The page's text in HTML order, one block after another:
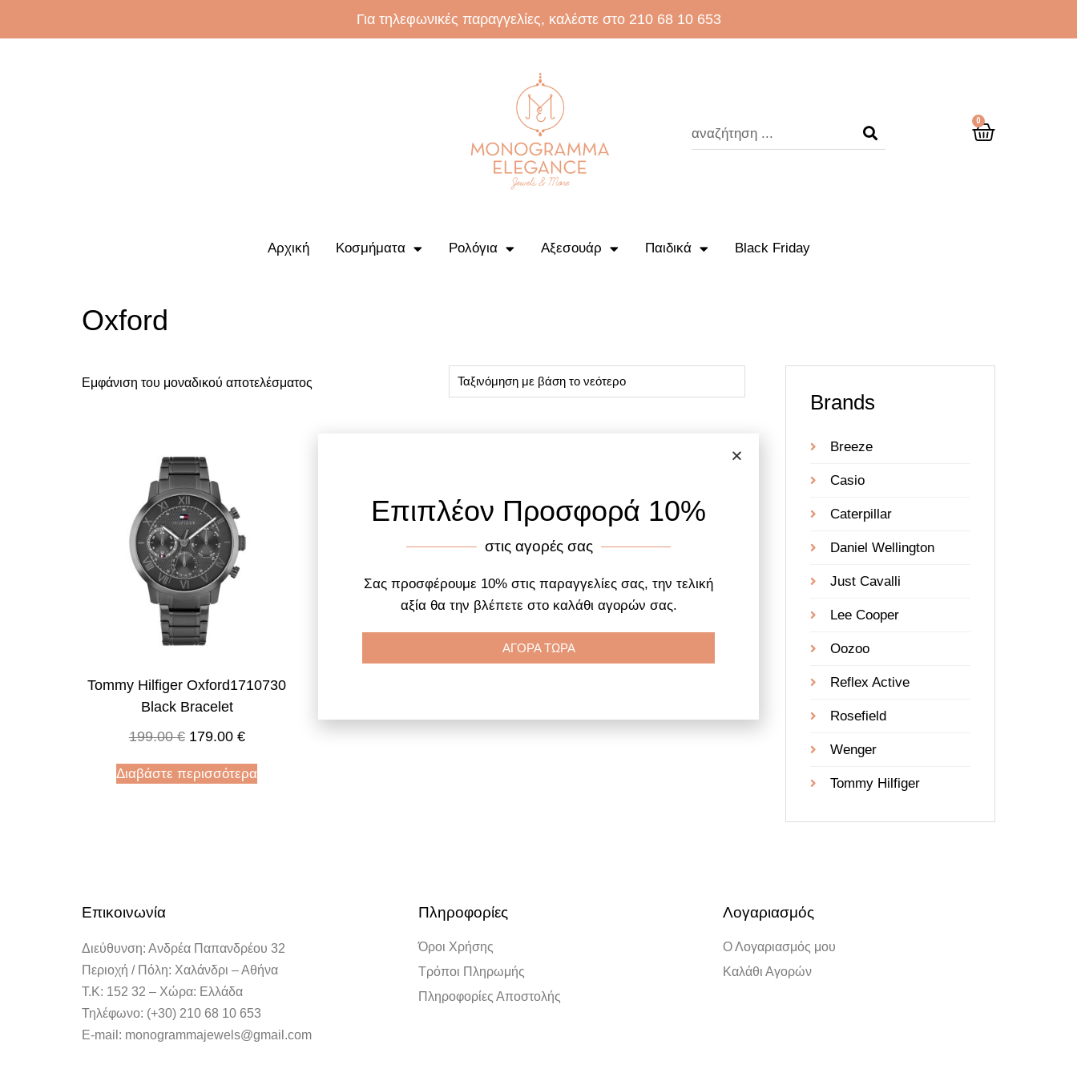
Για τηλεφωνικές παραγγελίες, καλέστε στο 210 68 10 653
0
Αρχική Κοσμήματα Ρολόγια Αξεσουάρ Παιδικά Black Friday
Oxford
Εμφάνιση του μοναδικού αποτελέσματος
Tommy Hilfiger Oxford1710730
Black Bracelet
199.00€ 179.00 €
Διαβάστε περισσότερα
Brands
Breeze
Casio
Caterpillar
Daniel Wellington
Just Cavalli
Lee Cooper
Oozoo
Reflex Active
Rosefield
Wenger
Tommy Hilfiger
Επικοινωνία
Διεύθυνση: Ανδρέα Παπανδρέου 32
Περιοχή / Πόλη: Χαλάνδρι – Αθήνα
Τ.Κ: 152 32 – Χώρα: Ελλάδα
Τηλέφωνο: (+30) 210 68 10 653
E-mail: monogrammajewels@gmail.com
Πληροφορίες
Όροι Χρήσης
Τρόποι Πληρωμής
Πληροφορίες Αποστολής
Λογαριασμός
Ο Λογαριασμός μου
Καλάθι Αγορών
Επιπλέον Προσφορά 10%
στις αγορές σας
Σας προσφέρουμε 10% στις παραγγελίες σας, την τελική
αξία θα την βλέπετε στο καλάθι αγορών σας.
ΑΓΟΡΑ ΤΩΡΑ